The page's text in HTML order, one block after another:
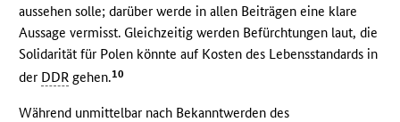
aussehen solle; darüber werde in allen Beiträgen eine klare
Aussage vermisst. Gleichzeitig werden Befürchtungen laut, die
Solidarität für Polen könnte auf Kosten des Lebensstandards in
der DDR gehen.10
Während unmittelbar nach Bekanntwerden des